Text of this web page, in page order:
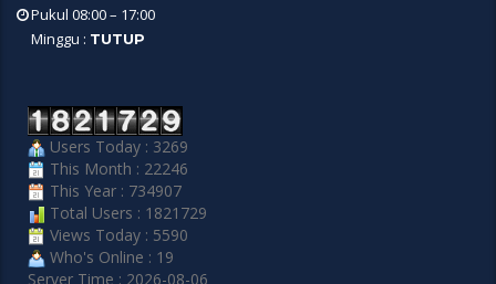
Pukul 08:00 – 17:00
Minggu : TUTUP
Users Today : 3269
This Month : 22246
This Year : 734907
Total Users : 1821729
Views Today : 5590
Who's Online : 19
Server Time : 2026-08-06